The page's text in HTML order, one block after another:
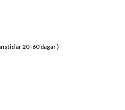
är 20-60 dagar )